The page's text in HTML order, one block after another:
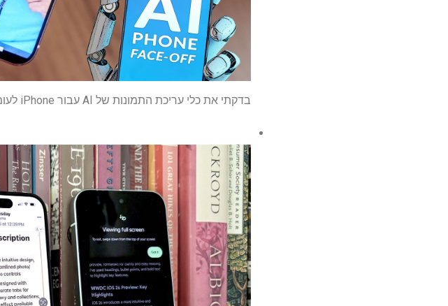
בדקתי את כלי עריכת התמונות של AI עבור iPhone לעומת Google Pixel לעומת Samsung Galaxy – ויש זוכה ברור